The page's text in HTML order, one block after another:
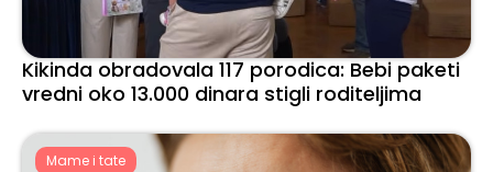
Kikinda obradovala 117 porodica: Bebi paketi
vredni oko 13.000 dinara stigli roditeljima
Mame i tate